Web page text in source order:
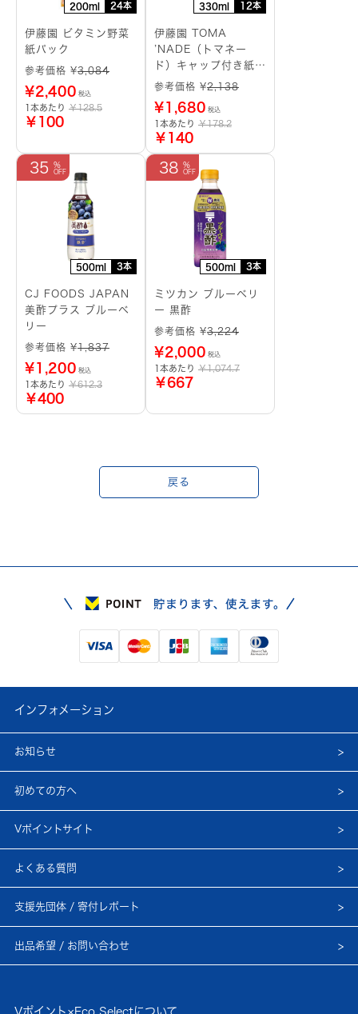
200ml 24本
伊藤園 ビタミン野菜
紙パック
参考価格 ¥3,084
¥2,400 税込
1本あたり ￥128.5
￥100
330ml 12本
伊藤園 TOMA
’NADE（トマネー
ド）キャップ付き紙パ
ック
参考価格 ¥2,138
¥1,680 税込
1本あたり ￥178.2
￥140
500ml 3本
35
CJ FOODS JAPAN
美酢プラス ブルーベ
リー
参考価格 ¥1,837
¥1,200 税込
1本あたり ￥612.3
￥400
500ml 3本
38
ミツカン ブルーベリ
ー 黒酢
参考価格 ¥3,224
¥2,000 税込
1本あたり ￥1,074.7
￥667
戻る
インフォメーション
お知らせ
初めての方へ
Vポイントサイト
よくある質問
支援先団体 / 寄付レポート
出品希望 / お問い合わせ
Vポイント×Eco Selectについて